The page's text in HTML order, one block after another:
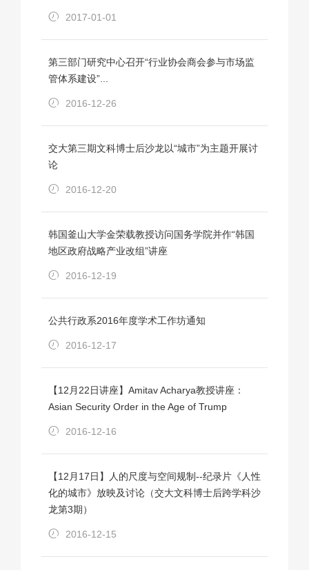
2017-01-01
第三部门研究中心召开“行业协会商会参与市场监
管体系建设”...
2016-12-26
交大第三期文科博士后沙龙以“城市”为主题开展讨
论
2016-12-20
韩国釜山大学金荣载教授访问国务学院并作“韩国
地区政府战略产业改组”讲座
2016-12-19
公共行政系2016年度学术工作坊通知
2016-12-17
【12月22日讲座】Amitav Acharya教授讲座：
Asian Security Order in the Age of Trump
2016-12-16
【12月17日】人的尺度与空间规制--纪录片《人性
化的城市》放映及讨论（交大文科博士后跨学科沙
龙第3期）
2016-12-15